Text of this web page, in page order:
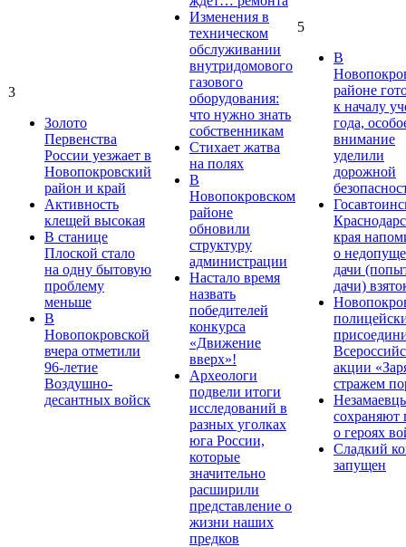
3
Золото
Первенства
России уезжает в
Новопокровский
район и край
Активность
клещей высокая
В станице
Плоской стало
на одну бытовую
проблему
меньше
В
Новопокровской
вчера отметили
96-летие
Воздушно-
десантных войск
Изменения в
техническом
обслуживании
внутридомового
газового
оборудования:
что нужно знать
собственникам
Стихает жатва
на полях
В
Новопокровском
районе
обновили
структуру
администрации
Настало время
назвать
победителей
конкурса
«Движение
вверх»!
Археологи
подвели итоги
исследований в
разных уголках
юга России,
которые
значительно
расширили
представление о
жизни наших
предков
5
В
районе
к началу
года,
внимание
уделили
дорожной
края
о
дачи
дачи)
акции
стражем
сохраняют
о героях
Сладкий
запущен